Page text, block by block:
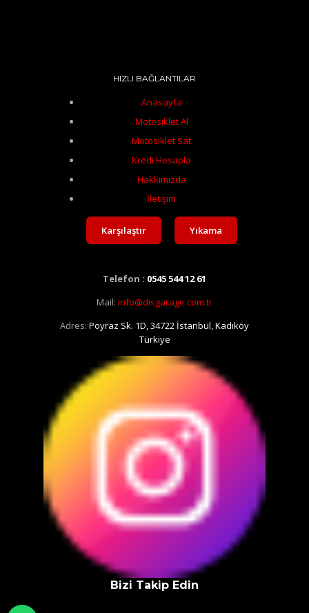
HIZLI BAĞLANTILAR
Anasayfa
Motosiklet Al
Motosiklet Sat
Kredi Hesapla
Hakkımızda
İletişim
Karşılaştır Yıkama
Telefon : 0545 544 12 61
Mail: info@disgarage.com.tr
Adres: Poyraz Sk. 1D, 34722 İstanbul, Kadıköy
Türkiye
Bizi Takip Edin